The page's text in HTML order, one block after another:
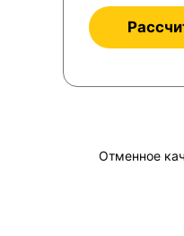
Отменное